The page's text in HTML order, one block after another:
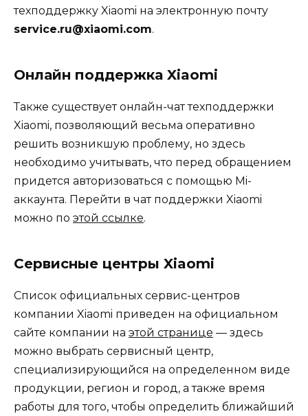
техподдержку Xiaomi на электронную почту
service.ru@xiaomi.com.
Онлайн поддержка Xiaomi
Также существует онлайн-чат техподдержки
Xiaomi, позволяющий весьма оперативно
решить возникшую проблему, но здесь
необходимо учитывать, что перед обращением
придется авторизоваться с помощью Mi-
аккаунта. Перейти в чат поддержки Xiaomi
можно по этой ссылке.
Сервисные центры Xiaomi
Список официальных сервис-центров
компании Xiaomi приведен на официальном
сайте компании на этой странице — здесь
можно выбрать сервисный центр,
специализирующийся на определенном виде
продукции, регион и город, а также время
работы для того, чтобы определить ближайший